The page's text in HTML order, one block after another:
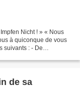
Nicht ! » « Nous
à quiconque de vous
suivants : - De
de sa